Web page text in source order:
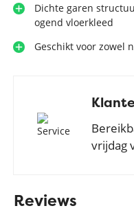
Dichte garen
ogend vloerkleed
Geschikt voor zowel
vrijdag
Reviews